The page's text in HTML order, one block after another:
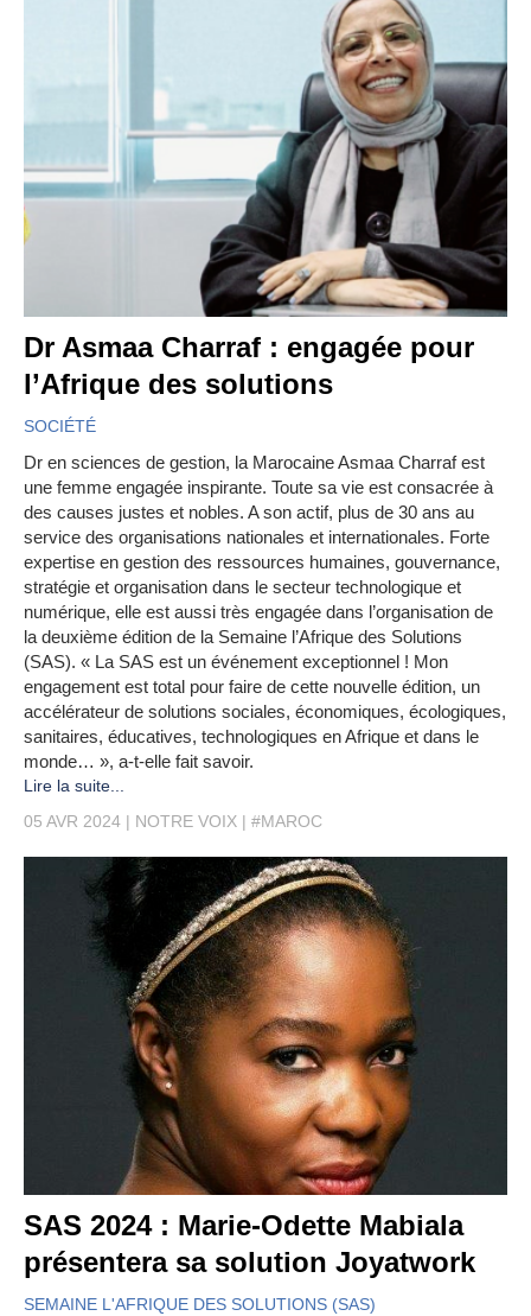
Dr Asmaa Charraf : engagée pour
l’Afrique des solutions
SOCIÉTÉ
Dr en sciences de gestion, la Marocaine Asmaa Charraf est
une femme engagée inspirante. Toute sa vie est consacrée à
des causes justes et nobles. A son actif, plus de 30 ans au
service des organisations nationales et internationales. Forte
expertise en gestion des ressources humaines, gouvernance,
stratégie et organisation dans le secteur technologique et
numérique, elle est aussi très engagée dans l’organisation de
la deuxième édition de la Semaine l’Afrique des Solutions
(SAS). « La SAS est un événement exceptionnel ! Mon
engagement est total pour faire de cette nouvelle édition, un
accélérateur de solutions sociales, économiques, écologiques,
sanitaires, éducatives, technologiques en Afrique et dans le
monde… », a-t-elle fait savoir.
Lire la suite...
05 AVR 2024
NOTRE VOIX #MAROC
SAS 2024 : Marie-Odette Mabiala
présentera sa solution Joyatwork
SEMAINE L'AFRIQUE DES SOLUTIONS (SAS)